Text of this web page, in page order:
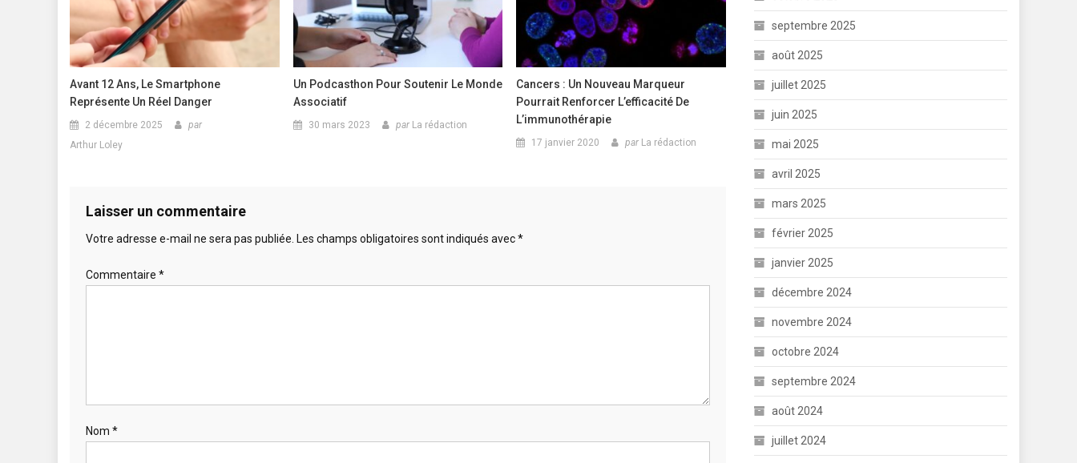
Avant 12 Ans, Le Smartphone
Représente Un Réel Danger
2 décembre 2025
par
Arthur Loley
Un Podcasthon Pour Soutenir Le Monde
Associatif
30 mars 2023 par La rédaction
Cancers : Un Nouveau Marqueur
Pourrait Renforcer L’efficacité De
L’immunothérapie
17 janvier 2020 par La rédaction
Laisser un commentaire
Votre adresse e-mail ne sera pas publiée. Les champs obligatoires sont indiqués avec*
Commentaire *
Nom *
septembre 2025
août 2025
juillet 2025
juin 2025
mai 2025
avril 2025
mars 2025
février 2025
janvier 2025
décembre 2024
novembre 2024
octobre 2024
septembre 2024
août 2024
juillet 2024